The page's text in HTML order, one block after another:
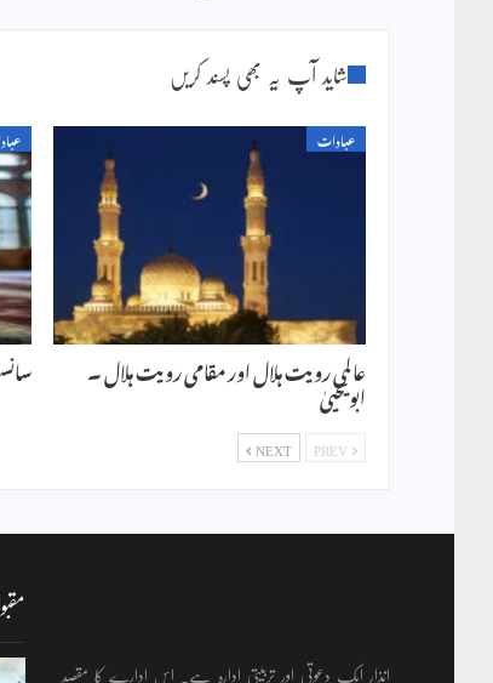
شاید آپ یہ بھی پسند کریں
عبادات
عالمی رویت ہلال اور مقامی رویت ہلال ۔
ابویحییٰ
NEXT
انذار ایک دعوتی اور تربیتی ادارہ ہے۔ اس ادارے کا مقصد